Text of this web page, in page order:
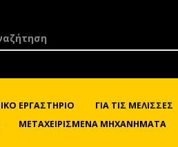
ΕΡΓΑΣΤΉΡΙΟ ΓΙΑ ΤΙΣ ΜΈΛΙΣΣΕΣ
ΜΕΤΑΧΕΙΡΙΣΜΈΝΑ ΜΗΧΑΝΉΜΑΤΑ